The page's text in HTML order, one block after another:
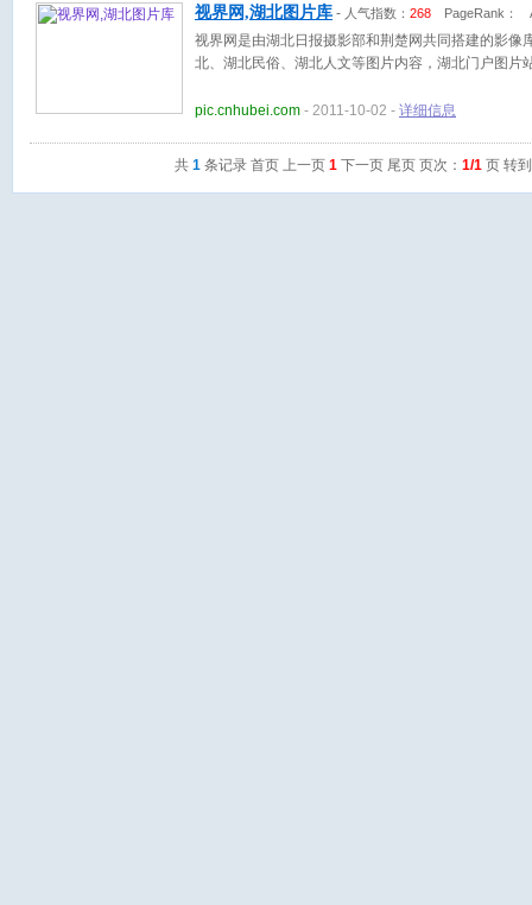
视界网,湖北图片库 - 人气指数： 268 PageRank：
视界网是由湖北日报摄影部和荆楚网共同搭建的影像
北、湖北民俗、湖北人文等图片内容，湖北门户图片
pic.cnhubei.com - 2011-10-02 - 详细信息
共 1 条记录 首页 上一页 1 下一页 尾页 页次： 1/1 页 转